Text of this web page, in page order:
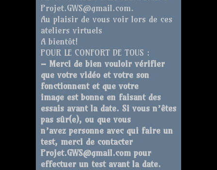
Projet.GWS@gmail.com.
Au plaisir de vous voir lors de ces
ateliers virtuels
A bientôt!
POUR LE CONFORT DE TOUS :
– Merci de bien vouloir vérifier
que votre vidéo et votre son
fonctionnent et que votre
image est bonne en faisant des
essais avant la date. Si vous n’êtes
pas sûr(e), ou que vous
n’avez personne avec qui faire un
test, merci de contacter
Projet.GWS@gmail.com pour
effectuer un test avant la date.